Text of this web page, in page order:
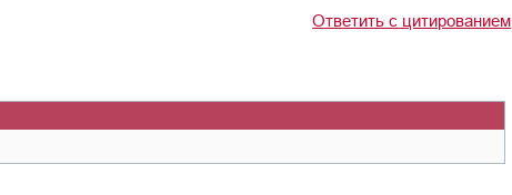
Ответить с цитированием